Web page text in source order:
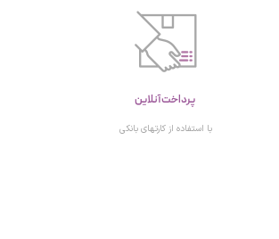
پرداخت آنلاین
با استفاده از کارتهای بانکی